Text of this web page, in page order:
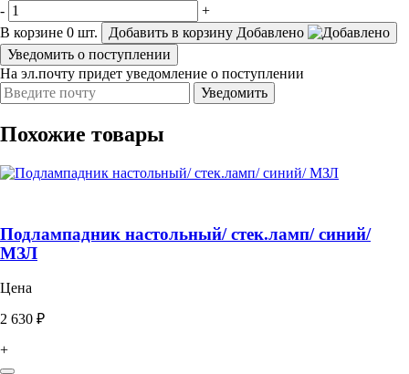
-
+
В корзине 0 шт. Добавить в корзину Добавлено
Уведомить о поступлении
На эл.почту придет уведомление о поступлении
Уведомить
Похожие товары
Подлампадник настольный/ стек.ламп/ синий/
МЗЛ
Цена
2 630 ₽
+